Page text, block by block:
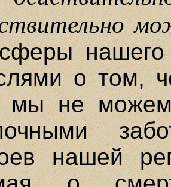
нашего
о том,
мы не можем
нашей